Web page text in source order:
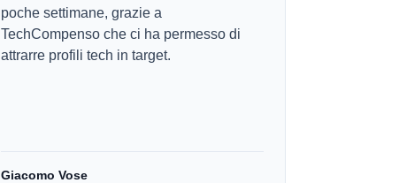
poche settimane, grazie a
TechCompenso che ci ha permesso di
attrarre profili tech in target.
Giacomo Vose